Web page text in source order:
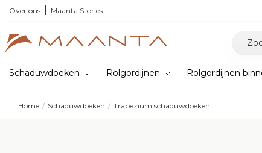
Over ons Maanta Stories
! Bestel stalen en ervaar zelf de kwaliteit
Schaduwdoeken Rolgordijnen Rolgordijnen
Home Schaduwdoeken Trapezium schaduwdoeken